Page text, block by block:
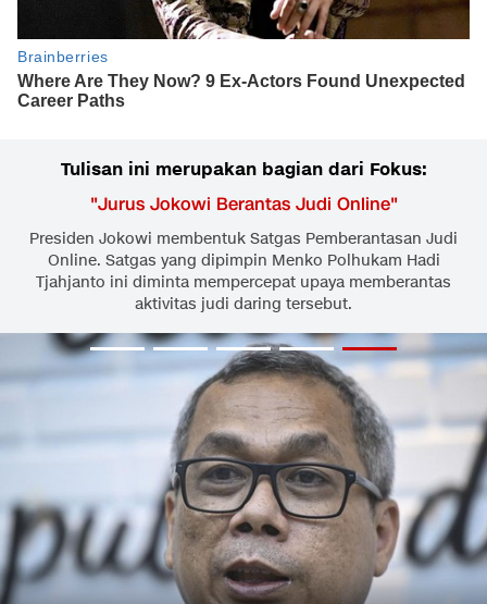
Tulisan ini merupakan bagian dari Fokus:
"Jurus Jokowi Berantas Judi Online"
Presiden Jokowi membentuk Satgas Pemberantasan Judi
Online. Satgas yang dipimpin Menko Polhukam Hadi
Tjahjanto ini diminta mempercepat upaya memberantas
aktivitas judi daring tersebut.